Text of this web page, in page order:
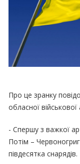
Про це зранку
обласної військової
- Спершу з важкої
Потім –
півдесятка снарядів.